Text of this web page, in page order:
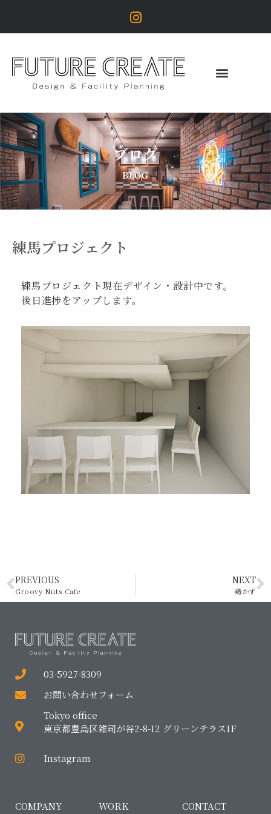
ブログ
BLOG
練馬プロジェクト
練馬プロジェクト現在デザイン・設計中です。
後日進捗をアップします。
PREVIOUS
Groovy Nuts Cafe
NEXT
鶏かず
03-5927-8309
お問い合わせフォーム
Tokyo office
東京都豊島区雑司が谷2-8-12 グリーンテラス1F
Instagram
COMPANY WORK CONTACT